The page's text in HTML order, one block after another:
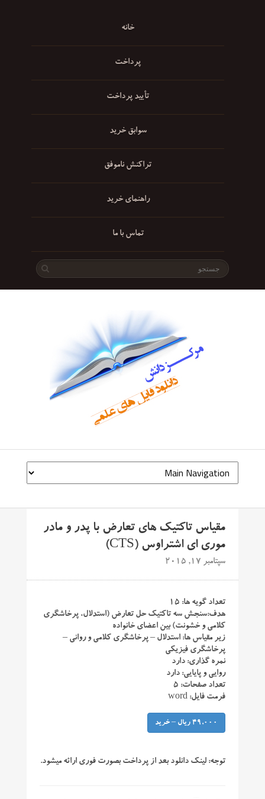
خانه
پرداخت
تأیید پرداخت
سوابق خرید
تراکنش ناموفق
راهنمای خرید
تماس با ما
مقیاس تاکتیک های تعارض با پدر و مادر
موری ای اشتراوس (CTS)
سپتامبر 17, 2015
تعداد گویه ها: ۱۵
هدف:سنجش سه تاکتیک حل تعارض (استدلال، پرخاشگری
کلامی و خشونت) بین اعضای خانواده
زیر مقیاس ها: استدلال – پرخاشگری کلامی و روانی –
پرخاشگری فیزیکی
نمره گذاری: دارد
روایی و پایایی: دارد
تعداد صفحات: ۵
فرمت فایل: word
49,000 ریال – خرید
توجه: لینک دانلود بعد از پرداخت بصورت فوری ارائه میشود.